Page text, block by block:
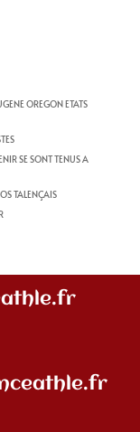
OREGON ETATS
SE SONT TENUS A
TALENÇAIS